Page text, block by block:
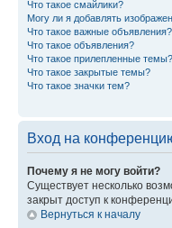
Что такое смайлики?
Могу ли я добавлять
Что такое важные объявления?
Что такое объявления?
Что такое прилепленные темы?
Что такое закрытые темы?
Что такое значки тем?
Вход на
Почему я не могу войти?
Существует несколько
закрыт доступ к
Вернуться к началу